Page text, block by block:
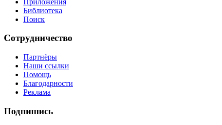
Библиотека
Поиск
Сотрудничество
Партнёры
Наши ссылки
Помощь
Благодарности
Реклама
Подпишись